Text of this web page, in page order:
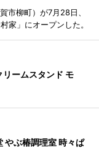
市柳町）が7月28日、
家」にオープンした。
ームスタンド モ
やぶ椿調理室 時々ぱ